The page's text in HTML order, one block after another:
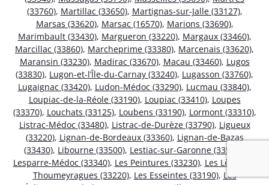
(33760), Martillac (33650), Martignas-sur-Jalle (33127),
Marsas (33620), Marsac (16570), Marions (33690),
Marimbault (33430), Margueron (33220), Margaux (33460),
Marcillac (33860), Marcheprime (33380), Marcenais (33620),
Maransin (33230), Madirac (33670), Macau (33460), Lugos
(33830), Lugon-et-l’Île-du-Carnay (33240), Lugasson (33760),
Lugaignac (33420), Ludon-Médoc (33290), Lucmau (33840),
Loupiac-de-la-Réole (33190), Loupiac (33410), Loupes
(33370), Louchats (33125), Loubens (33190), Lormont (33310),
Listrac-Médoc (33480), Listrac-de-Durèze (33790), Ligueux
(33220), Lignan-de-Bordeaux (33360), Lignan-de-Bazas
(33430), Libourne (33500), Lestiac-sur-Garonne (33550)
Lesparre-Médoc (33340), Les Peintures (33230), Les Lèves-et-
Thoumeyragues (33220), Les Esseintes (33190), Les